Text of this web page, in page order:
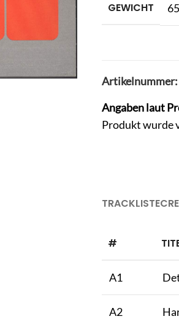
GEWICHT
Artikelnummer:
Angaben laut
Produkt wurde
TRACKLISTE
#
A1
A2